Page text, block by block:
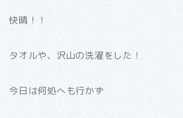
快晴！！
タオルや、沢山の洗濯をした！
今日は何処へも行かず